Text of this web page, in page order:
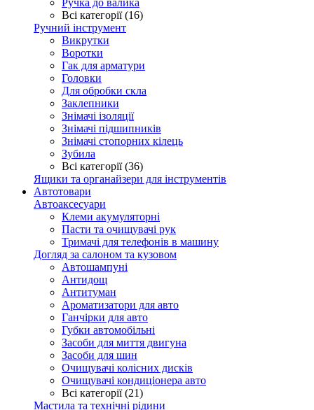
Ручка до валика
Всі категорії (16)
Ручний інструмент
Викрутки
Воротки
Гак для арматури
Головки
Для обробки скла
Заклепники
Знімачі ізоляції
Знімачі підшипників
Знімачі стопорних кілець
Зубила
Всі категорії (36)
Ящики та органайзери для інструментів
Автотовари
Автоаксесуари
Клеми акумуляторні
Пасти та очищувачі рук
Тримачі для телефонів в машину
Догляд за салоном та кузовом
Автошампуні
Антидощ
Антитуман
Ароматизатори для авто
Ганчірки для авто
Губки автомобільні
Засоби для миття двигуна
Засоби для шин
Очищувачі колісних дисків
Очищувачі кондиціонера авто
Всі категорії (21)
Мастила та технічні рідини